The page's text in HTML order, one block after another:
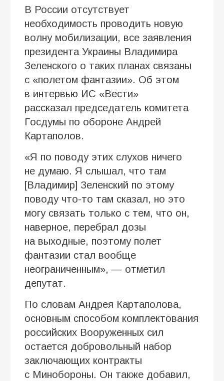
В России отсутствует
необходимость проводить новую
волну мобилизации, все заявления
президента Украины Владимира
Зеленского о таких планах связаны
с «полетом фантазии». Об этом
в интервью ИC «Вести»
рассказал председатель комитета
Госдумы по обороне Андрей
Картаполов.
«Я по поводу этих слухов ничего
не думаю. Я слышал, что там
[Владимир] Зеленский по этому
поводу что-то там сказал, но это
могу связать только с тем, что он,
наверное, перебрал дозы
на выходные, поэтому полет
фантазии стал вообще
неограниченным», — отметил
депутат.
По словам Андрея Картаполова,
основным способом комплектования
российских Вооруженных сил
остается добровольный набор
заключающих контракты
с Минобороны. Он также добавил,